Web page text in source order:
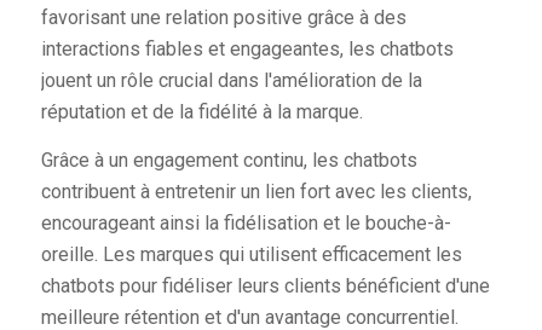
favorisant une relation positive grâce à des
interactions fiables et engageantes, les chatbots
jouent un rôle crucial dans l'amélioration de la
réputation et de la fidélité à la marque.
Grâce à un engagement continu, les chatbots
contribuent à entretenir un lien fort avec les clients,
encourageant ainsi la fidélisation et le bouche-à-
oreille. Les marques qui utilisent efficacement les
chatbots pour fidéliser leurs clients bénéficient d'une
meilleure rétention et d'un avantage concurrentiel.